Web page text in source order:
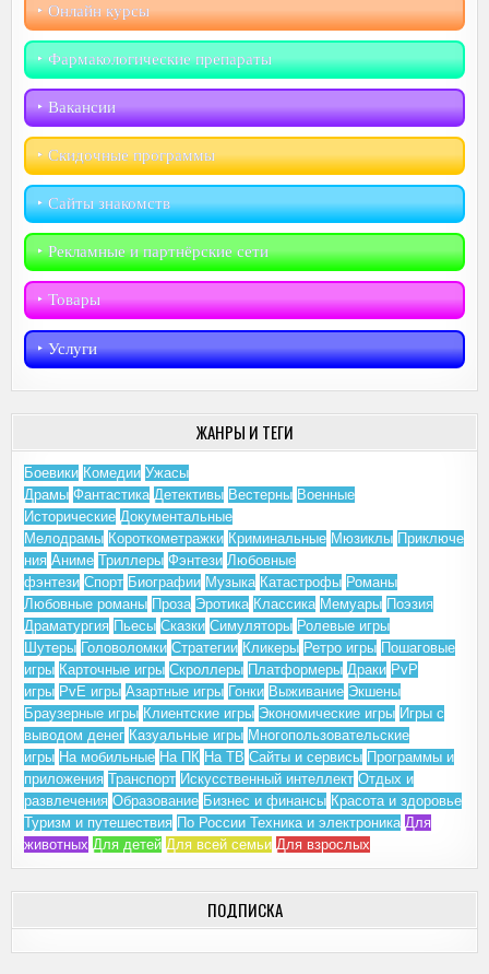
‣︎ Онлайн курсы
‣︎ Фармакологические препараты
‣︎ Вакансии
‣︎ Скидочные программы
‣︎ Сайты знакомств
‣︎ Рекламные и партнёрские сети
‣︎ Товары
‣︎ Услуги
ЖАНРЫ И ТЕГИ
Боевики Комедии Ужасы
Драмы Фантастика Детективы Вестерны Военные
Исторические Документальные
Мелодрамы Короткометражки Криминальные Мюзиклы Приключе
ния Аниме Триллеры Фэнтези Любовные
фэнтези Спорт Биографии Музыка Катастрофы Романы
Любовные романы Проза Эротика Классика Мемуары Поэзия
Драматургия Пьесы Сказки Симуляторы Ролевые игры
Шутеры Головоломки Стратегии Кликеры Ретро игры Пошаговые
игры Карточные игры Скроллеры Платформеры Драки PvP
игры PvE игры Азартные игры Гонки Выживание Экшены
Браузерные игры Клиентские игры Экономические игры Игры с
выводом денег Казуальные игры Многопользовательские
игры На мобильные На ПК На ТВ Сайты и сервисы Программы и
приложения Транспорт Искусственный интеллект Отдых и
развлечения Образование Бизнес и финансы Красота и здоровье
Туризм и путешествия По России Техника и электроника Для
животных Для детей Для всей семьи Для взрослых
ПОДПИСКА